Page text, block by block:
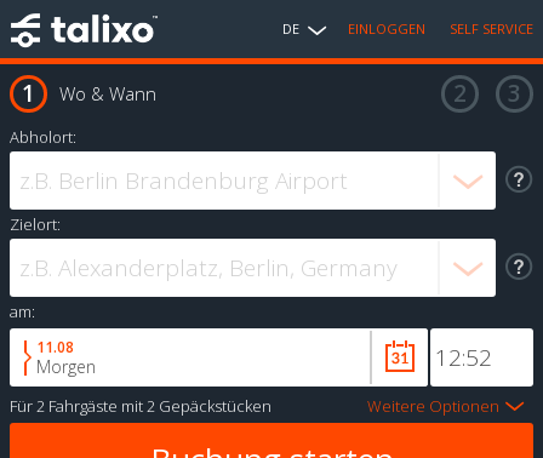
DE EINLOGGEN SELF SERVICE
Wo & Wann
Abholort:
Zielort:
am:
11.08
Morgen
Für2 Fahrgäste mit2 Gepäckstücken Weitere Optionen